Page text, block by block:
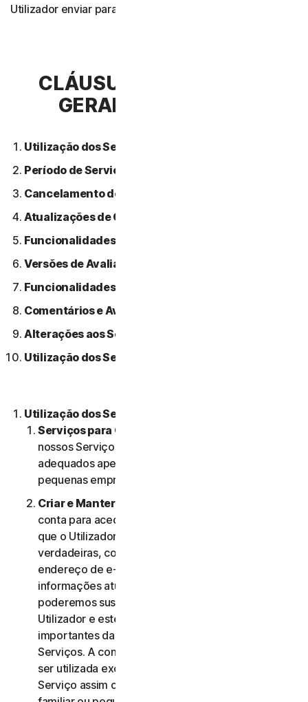
Utilizador enviar para nós.
CLÁUSULA 2.ª – TERMOS
GERAIS DE SERVIÇO
Utilização dos Serviços.
Período de Serviço.
Cancelamento do Serviço.
Atualizações de Conteúdo.
Funcionalidades ou Conteúdos de Terceiros.
Versões de Avaliação Gratuitas.
Funcionalidades Beta.
Comentários e Avaliações.
Alterações aos Serviços.
Utilização dos Serviços Através de uma Rede.
Utilização dos Serviços.
Serviços para Consumidores ou Empresas
nossos Serviços para Consumidores são criados e
adequados apenas para consumidores e não para
pequenas empresas.
Criar e Manter uma Conta.
conta para aceder e usar os Serviços. É importante
que o Utilizador forneça informações de conta
verdadeiras, completas e atualizadas (incluindo um
endereço de e-mail válido) e mantenha essas
informações atualizadas. Se não o fizer,
poderemos suspender ou cessar a conta do
Utilizador e este poderá não receber notificações
importantes da NortonLifeLock relativamente aos
Serviços. A conta do Utilizador é pessoal e deve
ser utilizada exclusivamente pelo mesmo (ou, se o
Serviço assim o permitir, pelo seu agregado